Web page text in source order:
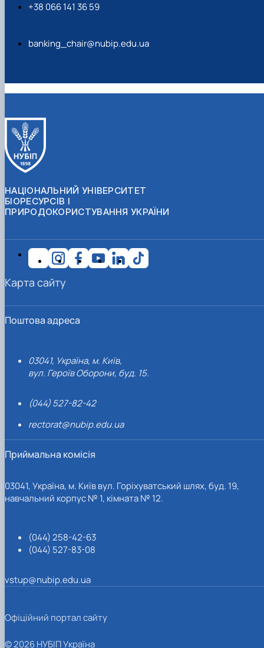
+38 066 141 36 59
banking_chair@nubip.edu.ua
НАЦІОНАЛЬНИЙ УНІВЕРСИТЕТ
БІОРЕСУРСІВ І
ПРИРОДОКОРИСТУВАННЯ УКРАЇНИ
Поштова адреса
03041, Україна, м. Київ,
вул. Героїв Оборони, буд. 15.
(044) 527-82-42
rectorat@nubip.edu.ua
Приймальна комісія
03041, Україна, м. Київ вул. Горіхуватський шлях, буд. 19,
навчальний корпус № 1, кімната № 12.
(044) 258-42-63
(044) 527-83-08
vstup@nubip.edu.ua
Карта сайту
Офіційний портал сайту
© 2026 НУБІП Україна